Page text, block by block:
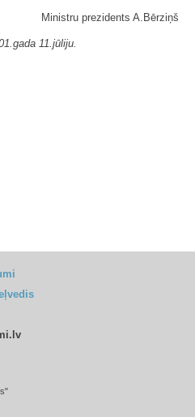
Ministru prezidents A.Bērziņš
11.jūliju.